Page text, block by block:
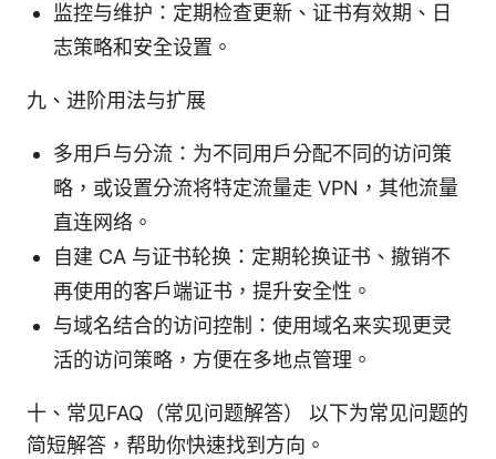
监控与维护：定期检查更新、证书有效期、日
志策略和安全设置。
九、进阶用法与扩展
多用户与分流：为不同用户分配不同的访问策
略，或设置分流将特定流量走 VPN，其他流量
直连网络。
自建 CA 与证书轮换：定期轮换证书、撤销不
再使用的客户端证书，提升安全性。
与域名结合的访问控制：使用域名来实现更灵
活的访问策略，方便在多地点管理。
十、常见FAQ（常见问题解答） 以下为常见问题的
简短解答，帮助你快速找到方向。